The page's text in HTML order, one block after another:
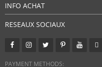
INFO ACHAT
RESEAUX SOCIAUX
PAYMENT METHODS: